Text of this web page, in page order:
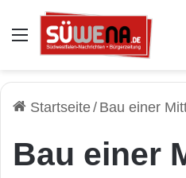
Auswahl
Startseite/ Bau einer
Bau einer